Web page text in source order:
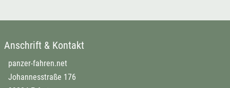
Anschrift & Kontakt
panzer-fahren.net
Johannesstraße 176